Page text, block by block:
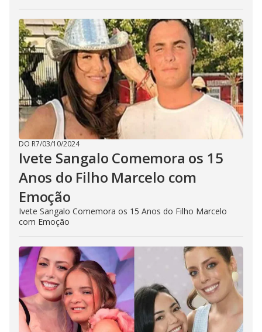
DO R7/03/10/2024
Ivete Sangalo Comemora os 15
Anos do Filho Marcelo com
Emoção
Ivete Sangalo Comemora os 15 Anos do Filho Marcelo
com Emoção